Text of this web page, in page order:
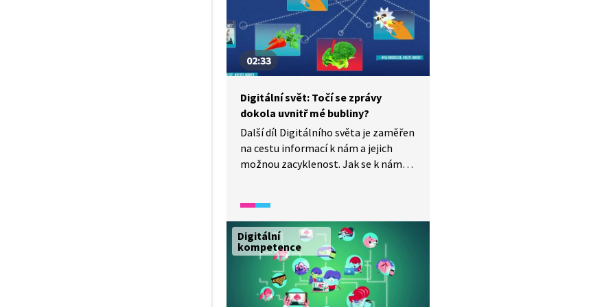
02:33
Digitální svět: Točí se zprávy
dokola uvnitř mé bubliny?
Další díl Digitálního světa je zaměřen
na cestu informací k nám a jejich
možnou zacyklenost. Jak se k nám
třídí? Jakou cestu k nám informace
může urazit a jak poznáme, která je
pravdivá?
Digitální
kompetence